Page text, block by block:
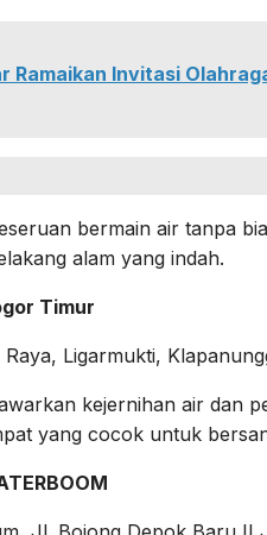
Ramaikan Invitasi
bermain air tanpa
alam yang indah.
Timur
Ligarmukti,
kejernihan air dan
yang cocok untuk